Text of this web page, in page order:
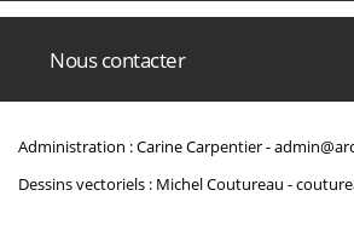
Nous contacter
Administration : Carine Carpentier -
Dessins vectoriels : Michel Coutureau -